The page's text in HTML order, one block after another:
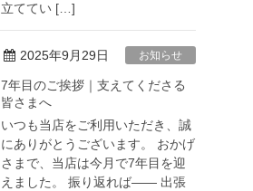
立ててい […]
2025年9月29日 お知らせ
7年目のご挨拶｜支えてくださる
皆さまへ
いつも当店をご利用いただき、誠
にありがとうございます。 おかげ
さまで、当店は今月で7年目を迎
えました。 振り返れば―― 出張